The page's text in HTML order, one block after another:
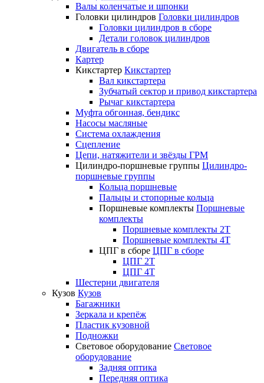
Валы коленчатые и шпонки
Головки цилиндров Головки цилиндров
Головки цилиндров в сборе
Детали головок цилиндров
Двигатель в сборе
Картер
Кикстартер Кикстартер
Вал кикстартера
Зубчатый сектор и привод кикстартера
Рычаг кикстартера
Муфта обгонная, бендикс
Насосы масляные
Система охлаждения
Сцепление
Цепи, натяжители и звёзды ГРМ
Цилиндро-поршневые группы Цилиндро-
поршневые группы
Кольца поршневые
Пальцы и стопорные кольца
Поршневые комплекты Поршневые
комплекты
Поршневые комплекты 2T
Поршневые комплекты 4T
ЦПГ в сборе ЦПГ в сборе
ЦПГ 2T
ЦПГ 4T
Шестерни двигателя
Кузов Кузов
Багажники
Зеркала и крепёж
Пластик кузовной
Подножки
Световое оборудование Световое
оборудование
Задняя оптика
Передняя оптика